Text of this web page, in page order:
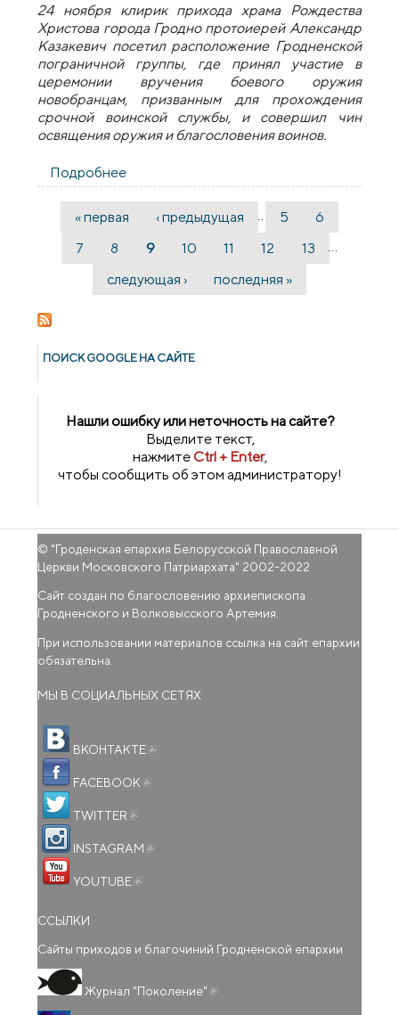
24 ноября клирик прихода храма Рождества
Христова города Гродно протоиерей Александр
Казакевич посетил расположение Гродненской
пограничной группы, где принял участие в
церемонии вручения боевого оружия
новобранцам, призванным для прохождения
срочной воинской службы, и совершил чин
освящения оружия и благословения воинов.
Подробнее
Владение оружием налагает на воина
большую ответственность
Страницы
« первая ‹ предыдущая … 5
6
7
8 9 10 11 12 13
…
следующая ›
последняя »
ПОИСК GOОGLE НА САЙТЕ
Нашли ошибку или неточность на сайте?
Выделите текст,
нажмитеCtrl + Enter,
чтобы сообщить об этом администратору!
© "Гроденская епархия Белорусской Православной
Церкви Московского Патриархата" 2002-2022
Сайт создан по благословению архиепископа
Гродненского и Волковысского Артемия.
При использовании материалов ссылка на сайт епархии
обязательна.
МЫ В СОЦИАЛЬНЫХ СЕТЯХ
ВКОНТАКТЕ
FACEBOOK
TWITTER
INSTAGRAM
YOUTUBE
ССЫЛКИ
Сайты приходов и благочиний Гродненской епархии
Журнал "Поколение"